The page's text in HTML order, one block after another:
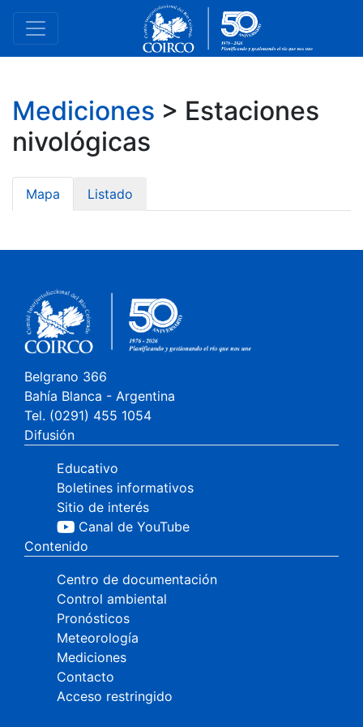
Mediciones > Estaciones
nivológicas
Mapa Listado
Belgrano 366
Bahía Blanca - Argentina
Tel. (0291) 455 1054
Difusión
Educativo
Boletines informativos
Sitio de interés
Canal de YouTube
Contenido
Centro de documentación
Control ambiental
Pronósticos
Meteorología
Mediciones
Contacto
Acceso restringido